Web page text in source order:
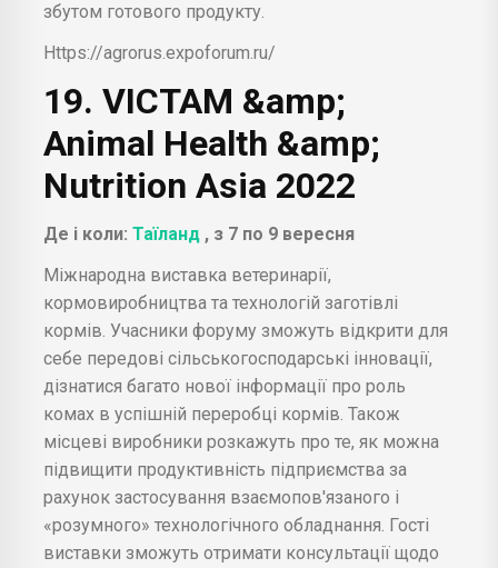
збутом готового продукту.
Https://agrorus.expoforum.ru/
19. VICTAM &amp;
Animal Health &amp;
Nutrition Asia 2022
Де і коли: Таїланд , з 7 по 9 вересня
Міжнародна виставка ветеринарії,
кормовиробництва та технологій заготівлі
кормів. Учасники форуму зможуть відкрити для
себе передові сільськогосподарські інновації,
дізнатися багато нової інформації про роль
комах в успішній переробці кормів. Також
місцеві виробники розкажуть про те, як можна
підвищити продуктивність підприємства за
рахунок застосування взаємопов'язаного і
«розумного» технологічного обладнання. Гості
виставки зможуть отримати консультації щодо